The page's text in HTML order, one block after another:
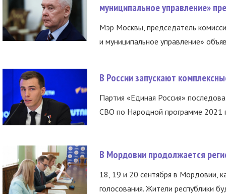
муниципальное управление»
Мэр Москвы, председатель
и муниципальное управление»
В России запускают
Партия «Единая Россия»
СВО по Народной программе 2021
В Мордовии продолжается
18, 19 и 20 сентября в Мордовии,
голосования. Жители республики